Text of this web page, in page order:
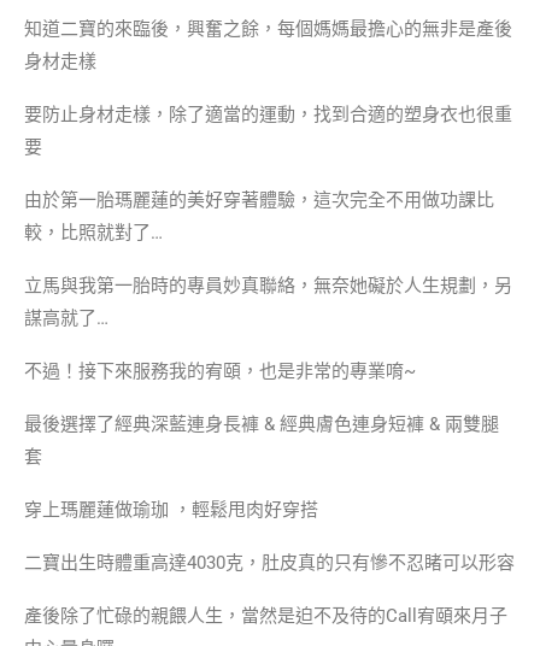
知道二寶的來臨後，興奮之餘，每個媽媽最擔心的無非是產後
身材走樣
要防止身材走樣，除了適當的運動，找到合適的塑身衣也很重
要
由於第一胎瑪麗蓮的美好穿著體驗，這次完全不用做功課比
較，比照就對了…
立馬與我第一胎時的專員妙真聯絡，無奈她礙於人生規劃，另
謀高就了…
不過！接下來服務我的宥頤，也是非常的專業唷~
最後選擇了經典深藍連身長褲 & 經典膚色連身短褲 & 兩雙腿
套
穿上瑪麗蓮做瑜珈 ，輕鬆甩肉好穿搭
二寶出生時體重高達4030克，肚皮真的只有慘不忍睹可以形容
產後除了忙碌的親餵人生，當然是迫不及待的Call宥頤來月子